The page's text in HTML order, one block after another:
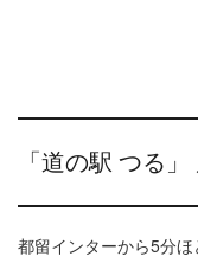
「道の駅 つる
都留インターから5分ほ